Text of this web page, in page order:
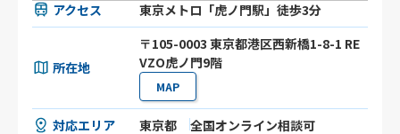
アクセス 東京メトロ「虎ノ門駅」徒歩3分
所在地
〒105-0003 東京都港区⻄新橋1-8-1 RE
VZO虎ノ門9階
MAP
対応エリア 東京都 全国オンライン相談可